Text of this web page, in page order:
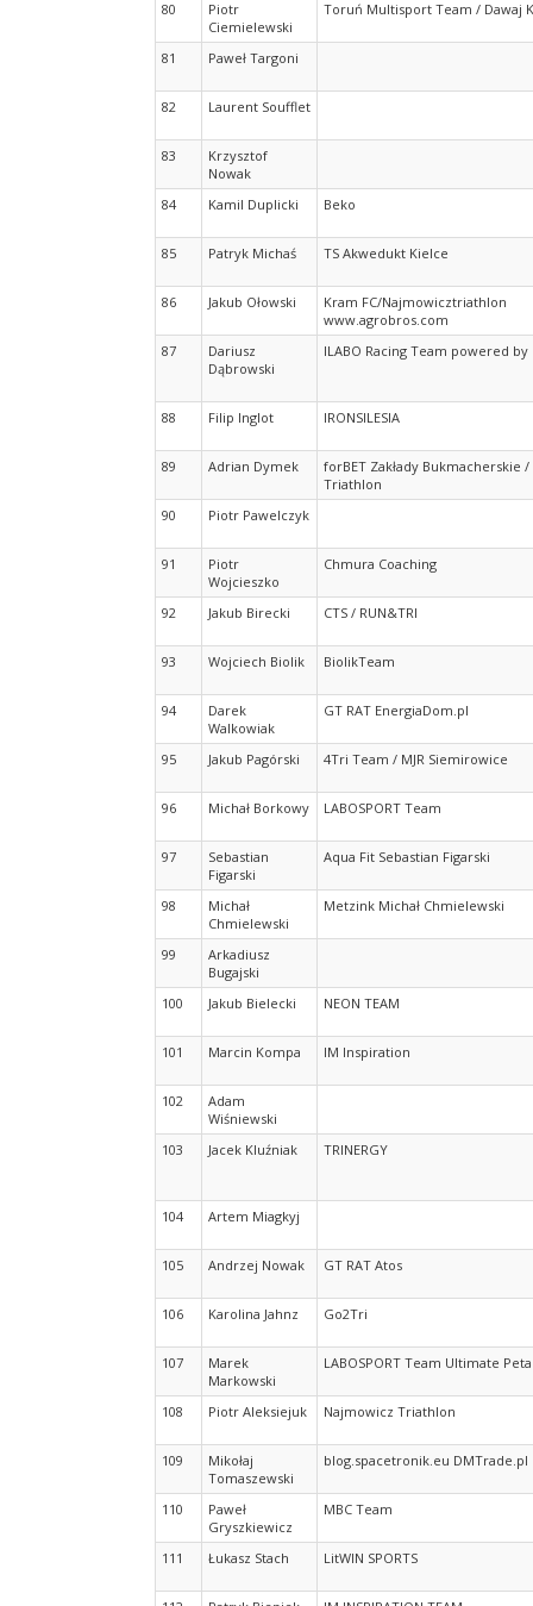
80
Piotr
Ciemielewski
Toruń Multisport Team / Dawaj
81 Paweł Targoni
82 Laurent Soufflet
83
Krzysztof
Nowak
84
Kamil Duplicki Beko
85 Patryk Michaś TS Akwedukt Kielce
86 Jakub Ołowski
Kram FC/Najmowicztriathlon
www.agrobros.com
87
Dariusz
Dąbrowski
ILABO Racing Team powered by
88 Filip Inglot IRONSILESIA
89 Adrian Dymek
forBET Zakłady Bukmacherskie
Triathlon
90
Piotr Pawelczyk
91
Piotr
Wojcieszko
Chmura Coaching
92 Jakub Birecki CTS / RUN&TRI
93 Wojciech Biolik BiolikTeam
94
Darek
Walkowiak
GT RAT EnergiaDom.pl
95 Jakub Pagórski 4Tri Team / MJR Siemirowice
96 Michał Borkowy LABOSPORT Team
97
Sebastian
Figarski
Aqua Fit Sebastian Figarski
98
Michał
Chmielewski
Metzink Michał Chmielewski
99
Arkadiusz
Bugajski
100
Jakub Bielecki NEON TEAM
101 Marcin Kompa IM Inspiration
102
Adam
Wiśniewski
103
Jacek Kluźniak TRINERGY
104 Artem Miagkyj
105 Andrzej Nowak GT RAT Atos
106 Karolina Jahnz Go2Tri
107
Marek
Markowski
LABOSPORT Team Ultimate
108 Piotr Aleksiejuk Najmowicz Triathlon
109
Mikołaj
Tomaszewski
blog.spacetronik.eu DMTrade.pl
110
Paweł
Gryszkiewicz
MBC Team
111 Łukasz Stach LitWIN SPORTS